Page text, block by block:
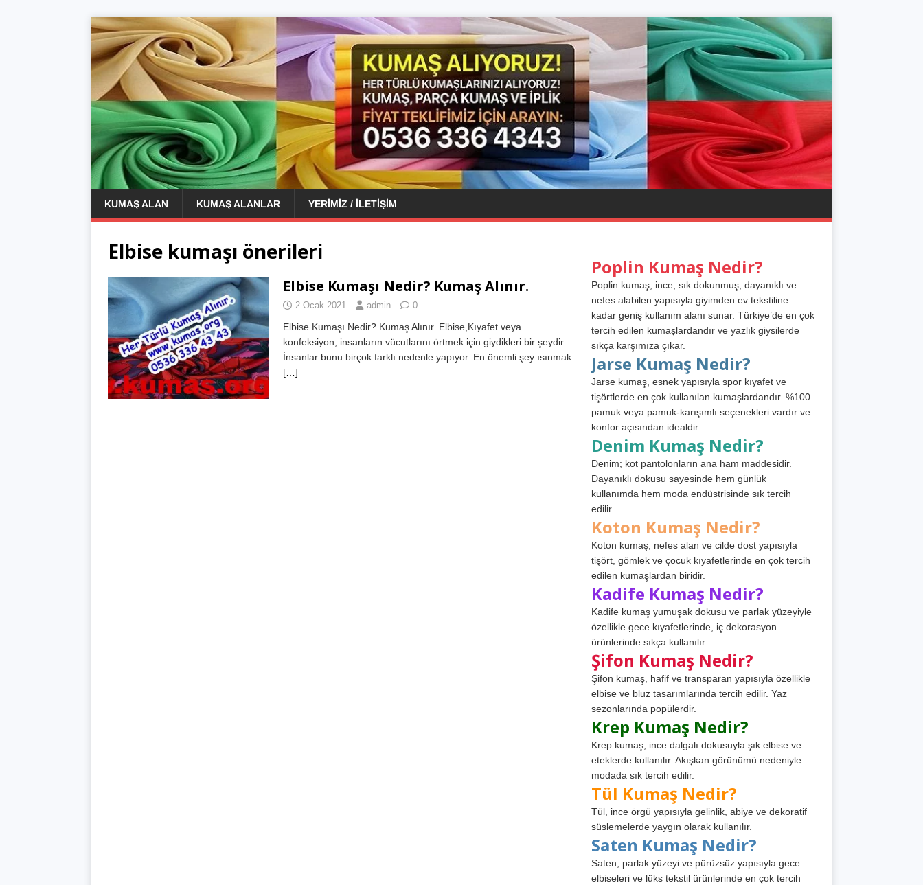
KUMAŞ ALAN KUMAŞ ALANLAR YERIMIZ / İLETIŞIM
Elbise kumaşı önerileri
Elbise Kumaşı Nedir? Kumaş Alınır.
2 Ocak 2021 admin 0
Elbise Kumaşı Nedir? Kumaş Alınır. Elbise,Kıyafet veya
konfeksiyon, insanların vücutlarını örtmek için giydikleri bir şeydir.
İnsanlar bunu birçok farklı nedenle yapıyor. En önemli şey ısınmak
[…]
Poplin Kumaş Nedir?
Poplin kumaş; ince, sık dokunmuş, dayanıklı ve
nefes alabilen yapısıyla giyimden ev tekstiline
kadar geniş kullanım alanı sunar. Türkiye’de en çok
tercih edilen kumaşlardandır ve yazlık giysilerde
sıkça karşımıza çıkar.
Jarse Kumaş Nedir?
Jarse kumaş, esnek yapısıyla spor kıyafet ve
tişörtlerde en çok kullanılan kumaşlardandır. %100
pamuk veya pamuk-karışımlı seçenekleri vardır ve
konfor açısından idealdir.
Denim Kumaş Nedir?
Denim; kot pantolonların ana ham maddesidir.
Dayanıklı dokusu sayesinde hem günlük
kullanımda hem moda endüstrisinde sık tercih
edilir.
Koton Kumaş Nedir?
Koton kumaş, nefes alan ve cilde dost yapısıyla
tişört, gömlek ve çocuk kıyafetlerinde en çok tercih
edilen kumaşlardan biridir.
Kadife Kumaş Nedir?
Kadife kumaş yumuşak dokusu ve parlak yüzeyiyle
özellikle gece kıyafetlerinde, iç dekorasyon
ürünlerinde sıkça kullanılır.
Şifon Kumaş Nedir?
Şifon kumaş, hafif ve transparan yapısıyla özellikle
elbise ve bluz tasarımlarında tercih edilir. Yaz
sezonlarında popülerdir.
Krep Kumaş Nedir?
Krep kumaş, ince dalgalı dokusuyla şık elbise ve
eteklerde kullanılır. Akışkan görünümü nedeniyle
modada sık tercih edilir.
Tül Kumaş Nedir?
Tül, ince örgü yapısıyla gelinlik, abiye ve dekoratif
süslemelerde yaygın olarak kullanılır.
Saten Kumaş Nedir?
Saten, parlak yüzeyi ve pürüzsüz yapısıyla gece
elbiseleri ve lüks tekstil ürünlerinde en çok tercih